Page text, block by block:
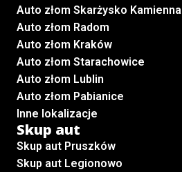
Auto złom Skarżysko Kamienna
Auto złom Radom
Auto złom Kraków
Auto złom Starachowice
Auto złom Lublin
Auto złom Pabianice
Inne lokalizacje
Skup aut
Skup aut Pruszków
Skup aut Legionowo